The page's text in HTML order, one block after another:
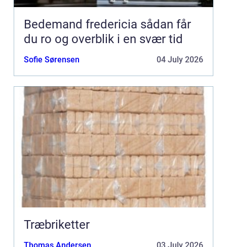
Bedemand fredericia sådan får
du ro og overblik i en svær tid
Sofie Sørensen 04 July 2026
Træbriketter